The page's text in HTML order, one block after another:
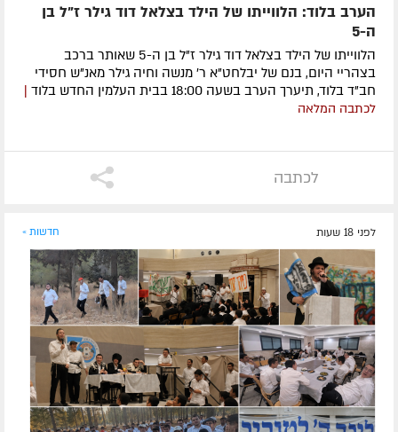
הערב בלוד: הלווייתו של הילד בצלאל דוד גילר ז"ל בן
ה-5
הלווייתו של הילד בצלאל דוד גילר ז"ל בן ה-5 שאותר ברכב
בצהריי היום, בנם של יבלחט"א ר' מנשה וחיה גילר מאנ"ש חסידי
חב"ד בלוד, תיערך הערב בשעה 18:00 בבית העלמין החדש בלוד
|
לכתבה המלאה
לכתבה
לפני 18 שעות חדשות »